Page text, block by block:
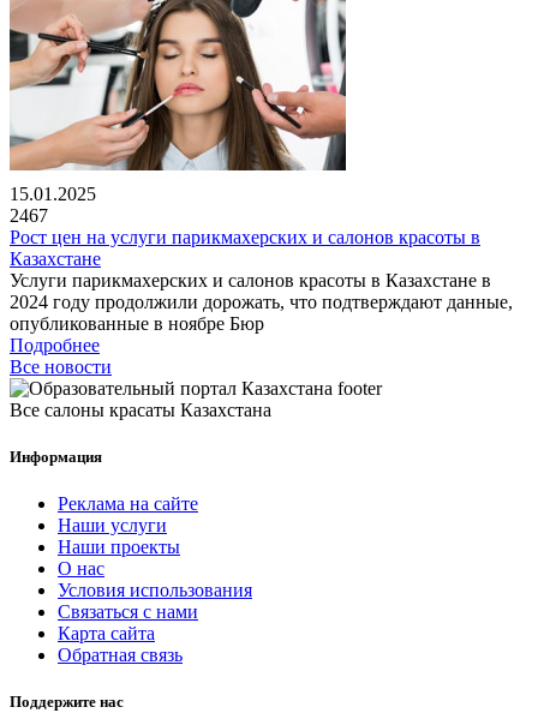
15.01.2025
2467
Рост цен на услуги парикмахерских и салонов красоты в
Казахстане
Услуги парикмахерских и салонов красоты в Казахстане в
2024 году продолжили дорожать, что подтверждают данные,
опубликованные в ноябре Бюр
Подробнее
Все новости
Все салоны красаты Казахстана
Информация
Реклама на сайте
Наши услуги
Наши проекты
О нас
Условия использования
Связаться с нами
Карта сайта
Обратная связь
Поддержите нас